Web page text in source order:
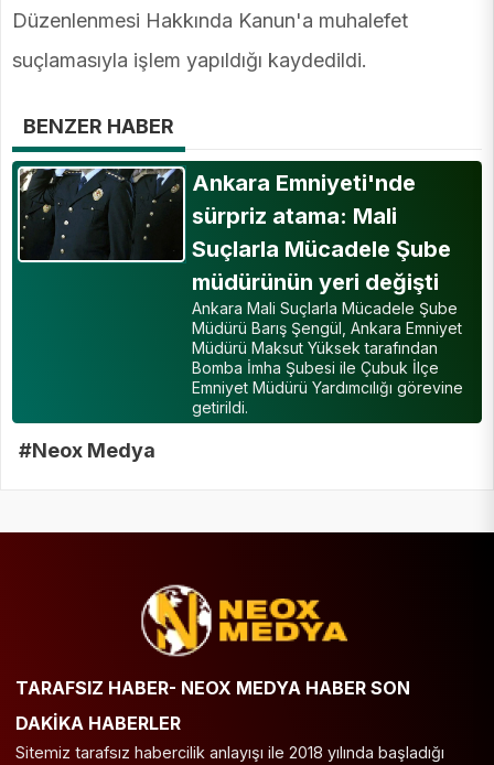
Düzenlenmesi Hakkında Kanun'a muhalefet
suçlamasıyla işlem yapıldığı kaydedildi.
BENZER HABER
Ankara Emniyeti'nde
sürpriz atama: Mali
Suçlarla Mücadele Şube
müdürünün yeri değişti
Ankara Mali Suçlarla Mücadele Şube
Müdürü Barış Şengül, Ankara Emniyet
Müdürü Maksut Yüksek tarafından
Bomba İmha Şubesi ile Çubuk İlçe
Emniyet Müdürü Yardımcılığı görevine
getirildi.
#Neox Medya
TARAFSIZ HABER- NEOX MEDYA HABER SON
DAKİKA HABERLER
Sitemiz tarafsız habercilik anlayışı ile 2018 yılında başladığı